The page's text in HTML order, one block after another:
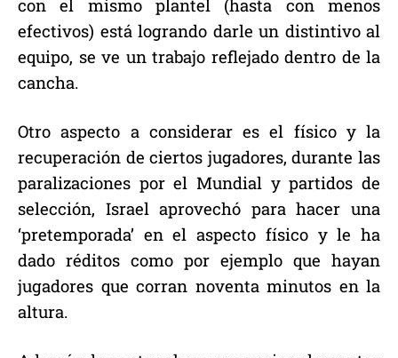
con el mismo plantel (hasta con menos
efectivos) está logrando darle un distintivo al
equipo, se ve un trabajo reflejado dentro de la
cancha.
Otro aspecto a considerar es el físico y la
recuperación de ciertos jugadores, durante las
paralizaciones por el Mundial y partidos de
selección, Israel aprovechó para hacer una
‘pretemporada’ en el aspecto físico y le ha
dado réditos como por ejemplo que hayan
jugadores que corran noventa minutos en la
altura.